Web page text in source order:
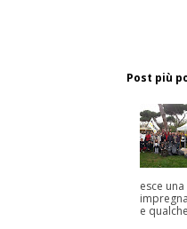
Post più
esce
e